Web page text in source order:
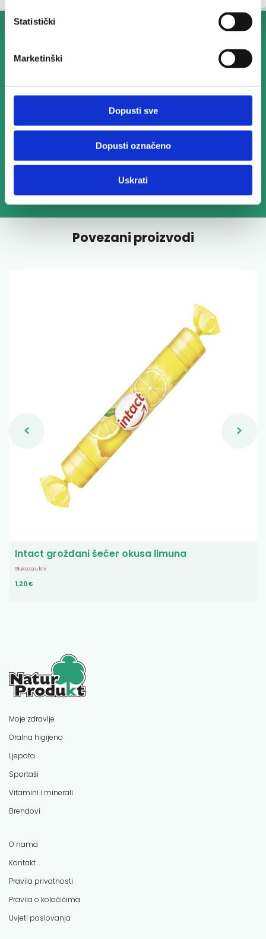
Statistički
Marketinški
Dopusti sve
Dopusti označeno
Uskrati
Za ukusan energetski
trenutak tijekom dana!
Povezani proizvodi
Intact grožđani šećer okusa limuna
Glukoza u krvi
1,20 €
Moje zdravlje
Oralna higijena
Ljepota
Sportaši
Vitamini i minerali
Brendovi
O nama
Kontakt
Pravila privatnosti
Pravila o kolačićima
Uvjeti poslovanja